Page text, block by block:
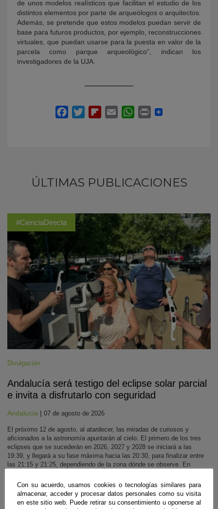
de unos modelos realísticos que facilitan el estudio de los
distintos elementos por parte de arqueólogos o arquitectos.
Además, se pretende que estos modelos puedan servir de
base para futuros productos, por ejemplo, reconstrucciones
virtuales, que puedan usarse para la puesta en valor de la
parcela como parque arqueológico”, indican los
investigadores de la UJA.
ÚLTIMAS PUBLICACIONES
#CienciaDirecta
Divulgación
Andalucía será testigo del eclipse solar parcial
e invita a disfrutarlo con seguridad
Andalucía | 07 de agosto de 2026
El próximo 12 de agosto, al atardecer, las miradas de curiosos y
aficionados a la astronomía apuntarán al cielo. El primero de los tres
eclipses que se sucederán en 2026, 2027 y 2028 se iniciará a las
19:39, y llegará a su fase máxima hacia las 20:30, para finalizar entre
las 21:15 y 21:25, dependiendo de la zona dónde se observe. En
totalmente oculto, los expertos recomiendan protección ocular con
gafas homologadas, evitar trucos caseros y poco efectivos como gafas
de sol convencionales, radiografías, CD o cristales ahumados, ir
Con su acuerdo, usamos cookies o tecnologías similares para
almacenar, acceder y procesar datos personales como su visita
en este sitio web. Puede retirar su consentimiento u oponerse al